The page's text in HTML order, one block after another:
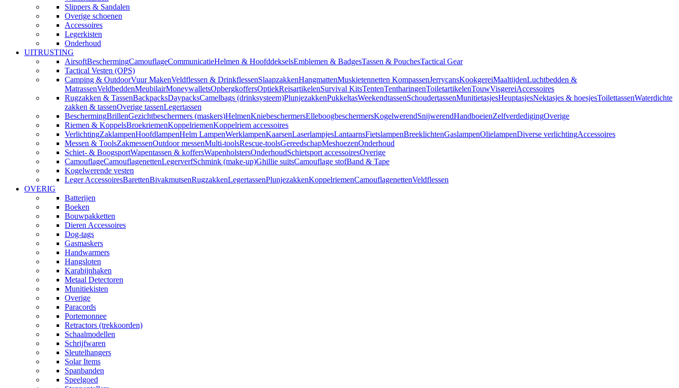
Slippers & Sandalen
Overige schoenen
Accessoires
Legerkisten
Onderhoud
UITRUSTING
AirsoftBeschermingCamouflageCommunicatieHelmen & HoofddekselsEmblemen & BadgesTassen & PouchesTactical Gear
Tactical Vesten (OPS)
Camping & OutdoorVuur MakenVeldflessen & DrinkflessenSlaapzakkenHangmattenMuskietennetten KompassenJerrycansKookgereiMaaltijdenLuchtbedden &
MatrassenVeldbeddenMeubilairMoneywalletsOpbergkoffersOptiekReisartikelenSurvival KitsTentenTentharingenToiletartikelenTouwVisgereiAccessoires
Rugzakken & TassenBackpacksDaypacksCamelbags (drinksysteem)PlunjezakkenPukkeltasWeekendtassenSchoudertassenMunitietasjesHeuptasjesNektasjes & hoesjesToilettassenWaterdichte
zakken & tassenOverige tassenLegertassen
BeschermingBrillenGezichtbeschermers (maskers)HelmenKniebeschermersElleboogbeschermersKogelwerendSnijwerendHandboeienZelfverdedigingOverige
Riemen & KoppelsBroekriemenKoppelriemenKoppelriem accessoires
VerlichtingZaklampenHoofdlampenHelm LampenWerklampenKaarsenLaserlampjesLantaarnsFietslampenBreeklichtenGaslampenOlielampenDiverse verlichtingAccessoires
Messen & ToolsZakmessenOutdoor messenMulti-toolsRescue-toolsGereedschapMeshoezenOnderhoud
Schiet- & BoogsportWapentassen & koffersWapenholstersOnderhoudSchietsport accessoiresOverige
CamouflageCamouflagenettenLegerverfSchmink (make-up)Ghillie suitsCamouflage stofBand & Tape
Kogelwerende vesten
Leger AccessoiresBarettenBivakmutsenRugzakkenLegertassenPlunjezakkenKoppelriemenCamouflagenettenVeldflessen
OVERIG
Batterijen
Boeken
Bouwpakketten
Dieren Accessoires
Dog-tags
Gasmaskers
Handwarmers
Hangsloten
Karabijnhaken
Metaal Detectoren
Munitiekisten
Overige
Paracords
Portemonnee
Retractors (trekkoorden)
Schaalmodellen
Schrijfwaren
Sleutelhangers
Solar Items
Spanbanden
Speelgoed